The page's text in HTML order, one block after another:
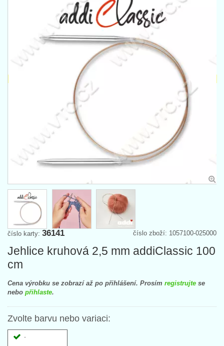
číslo zboží: 1057100-025000
číslo karty: 36141
Jehlice kruhová 2,5 mm addiClassic 100
cm
Cena výrobku se zobrazí až po přihlášení. Prosím registrujte se
nebo přihlaste.
Zvolte barvu nebo variaci:
-